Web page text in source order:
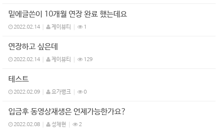
밑에글쓴이 10개월 연장 완료 했는데요
2022.02.14 제이뷰티 1
연장하고 싶은데
2022.02.14 제이뷰티 129
테스트
2022.02.09 요가뱅크 0
입금후 동영상재생은 언제가능한가요?
2022.02.08 성채현 2